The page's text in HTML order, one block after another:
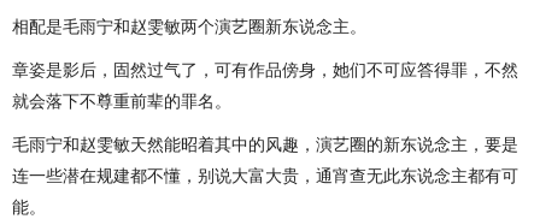
相配是毛雨宁和赵雯敏两个演艺圈新东说念主。
章姿是影后，固然过气了，可有作品傍身，她们不可应答得罪，不然
就会落下不尊重前辈的罪名。
毛雨宁和赵雯敏天然能昭着其中的风趣，演艺圈的新东说念主，要是
连一些潜在规建都不懂，别说大富大贵，通宵查无此东说念主都有可
能。